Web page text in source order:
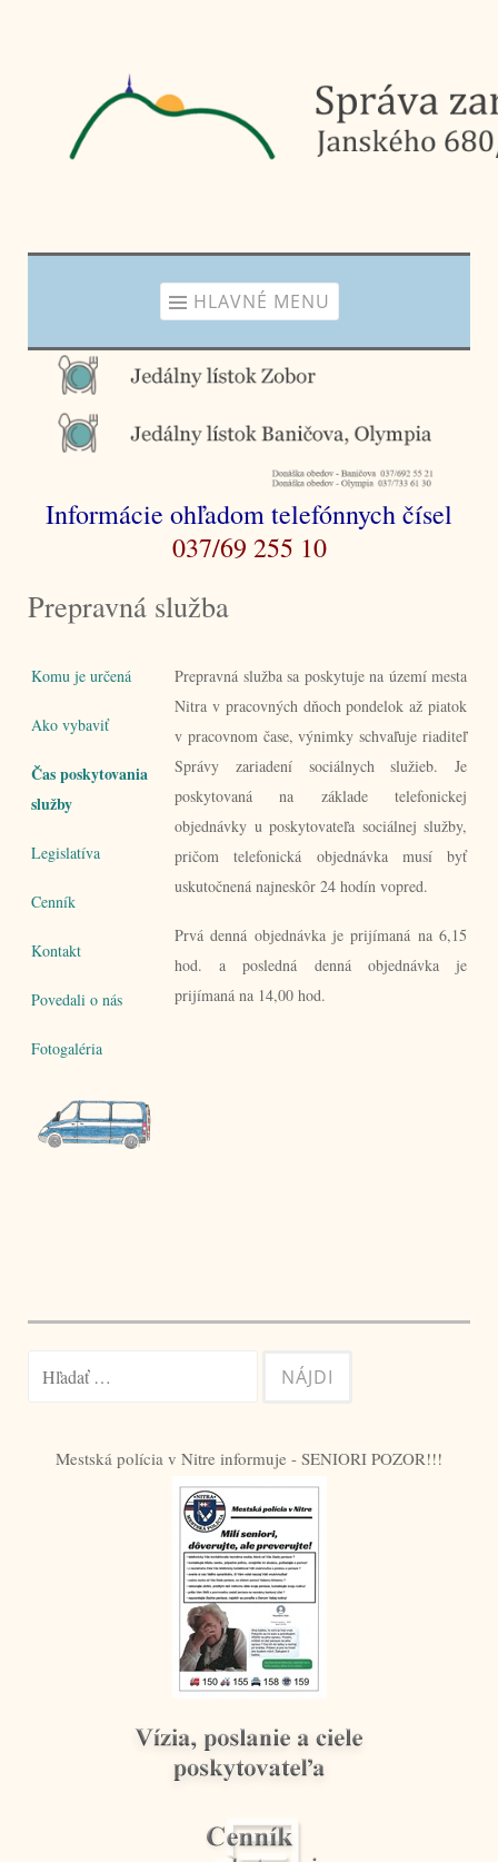
HLAVNÉ MENU
Informácie ohľadom telefónnych čísel
037/69 255 10
Prepravná služba
Komu je určená
Ako vybaviť
Čas poskytovania
služby
Legislatíva
Cenník
Kontakt
Povedali o nás
Fotogaléria
Prepravná služba sa poskytuje na území mesta
Nitra v pracovných dňoch pondelok až piatok
v pracovnom čase, výnimky schvaľuje riaditeľ
Správy zariadení sociálnych služieb. Je
poskytovaná na základe telefonickej
objednávky u poskytovateľa sociálnej služby,
pričom telefonická objednávka musí byť
uskutočnená najneskôr 24 hodín vopred.
Prvá denná objednávka je prijímaná na 6,15
hod. a posledná denná objednávka je
prijímaná na 14,00 hod.
Hľadať:
Mestská polícia v Nitre informuje - SENIORI POZOR!!!